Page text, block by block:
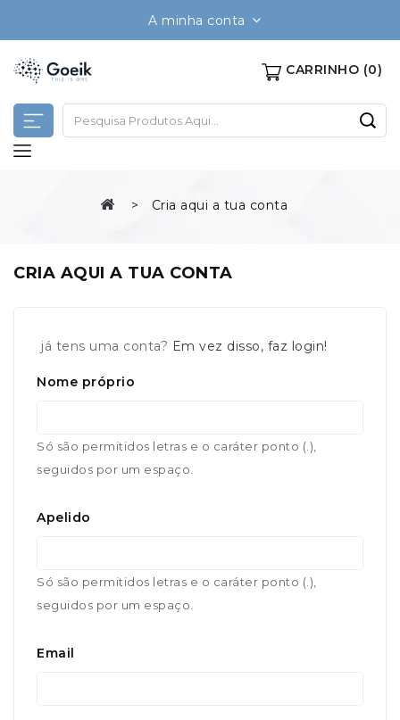
A minha conta
CARRINHO (0)
Cria aqui a tua conta
CRIA AQUI A TUA CONTA
já tens uma conta? Em vez disso, faz login!
Nome próprio
Só são permitidos letras e o caráter ponto (.),
seguidos por um espaço.
Apelido
Só são permitidos letras e o caráter ponto (.),
seguidos por um espaço.
Email